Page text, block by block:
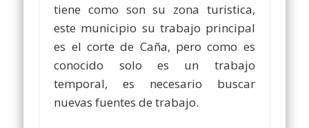
tiene como son su zona turistica,
este municipio su trabajo principal
es el corte de Caña, pero como es
conocido solo es un trabajo
temporal, es necesario buscar
nuevas fuentes de trabajo.